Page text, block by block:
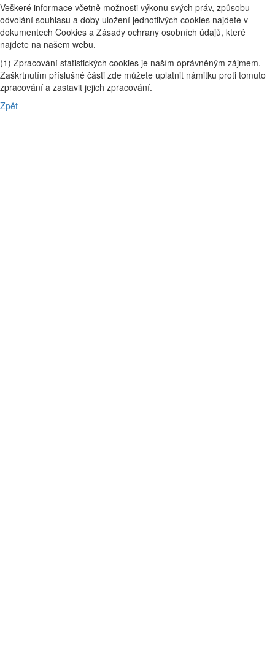
Veškeré informace včetně možnosti výkonu svých práv, způsobu
odvolání souhlasu a doby uložení jednotlivých cookies najdete v
dokumentech Cookies a Zásady ochrany osobních údajů, které
najdete na našem webu.
(1) Zpracování statistických cookies je naším oprávněným zájmem.
Zaškrtnutím příslušné části zde můžete uplatnit námitku proti tomuto
zpracování a zastavit jejich zpracování.
Zpět